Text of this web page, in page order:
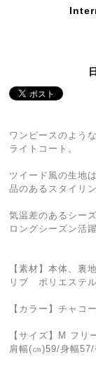
ワンピースのよう
ライトコート。
ツイード風の生地
品のあるスタイリ
気温差のあるシー
ロングシーズン活
【素材】本体、
リブ ポリエステ
【カラー】チャコ
【サイズ】M フリ
肩幅(㎝)59/身幅